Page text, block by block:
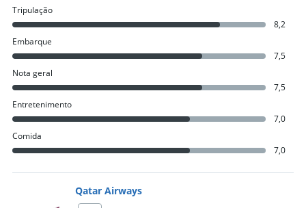
Tripulação
8,2
Embarque
7,5
Nota geral
7,5
Entretenimento
7,0
Comida
7,0
Qatar Airways